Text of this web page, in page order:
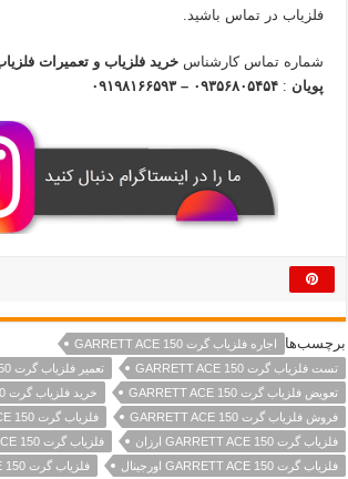
فلزیاب در تماس باشید.
شماره تماس کارشناسخرید فلزیابو تعمیرات
پویان :۰۹۳۵۶۸۰۵۴۵۴ – ۰۹۱۹۸۱۶۶۵۹۳
برچسب‌ها
اجاره فلزیاب گرت GARRETT ACE 150
تست فلزیاب گرت GARRETT ACE 150
تعمیر فلزیاب گرت GARRETT ACE 150
تعویض فلزیاب گرت GARRETT ACE 150
خرید فلزیاب گرت GARRETT ACE 150
فروش فلزیاب گرت GARRETT ACE 150
فلزیاب گرت GARRETT ACE 150
فلزیاب گرت GARRETT ACE 150 ارزان
فلزیاب گرت GARRETT ACE 150 اصل
فلزیاب گرت GARRETT ACE 150 اورجینال
فلزیاب گرت GARRETT ACE 150 خارجی